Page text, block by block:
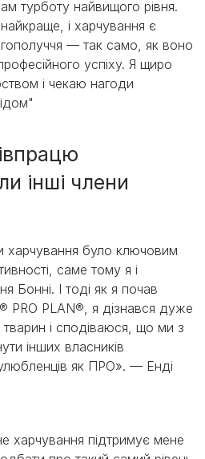
турботу найвищого рівня.
і харчування є
— так само, як воно
успіху. Я щиро
і чекаю нагоди
інші члени
харчування було ключовим
саме тому я і
Бонні. І тоді як я почав
PRO PLAN®, я дізнався дуже
і сподіваюся, що ми з
інших власників
як ПРО». — Енді
харчування підтримує мене